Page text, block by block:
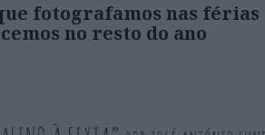
fotografamos nas férias
no resto do ano